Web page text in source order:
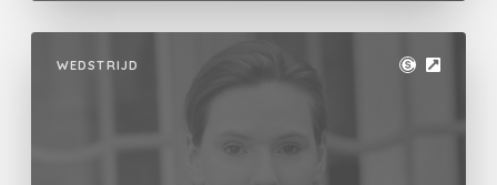
WEDSTRIJD